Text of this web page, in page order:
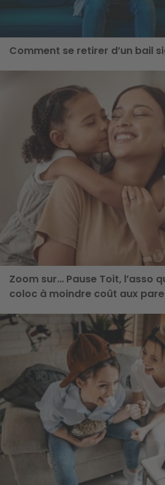
Comment se retirer d’un bail
Zoom sur… Pause Toit, l’asso
coloc à moindre coût aux